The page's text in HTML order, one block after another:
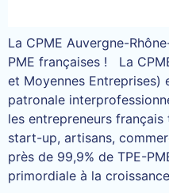
La CPME Auvergne-
PME françaises ! La
et Moyennes Entreprises)
patronale
les entrepreneurs
start-up, artisans,
près de 99,9% de TPE-
primordiale à la